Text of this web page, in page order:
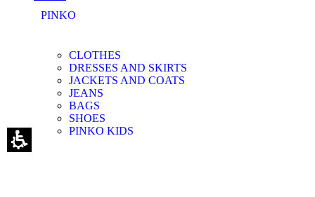
PINKO
CLOTHES
DRESSES AND SKIRTS
JACKETS AND COATS
JEANS
BAGS
SHOES
PINKO KIDS